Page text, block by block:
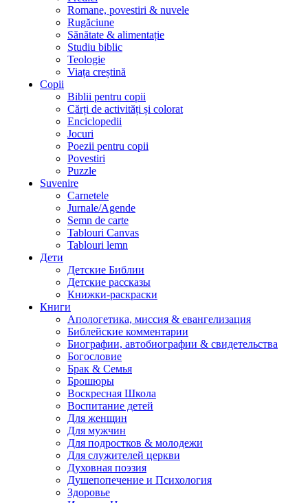
Romane, povestiri & nuvele
Rugăciune
Sănătate & alimentație
Studiu biblic
Teologie
Viața creștină
Copii
Biblii pentru copii
Cărți de activități și colorat
Enciclopedii
Jocuri
Poezii pentru copii
Povestiri
Puzzle
Suvenire
Carnetele
Jurnale/Agende
Semn de carte
Tablouri Canvas
Tablouri lemn
Дети
Детские Библии
Детские рассказы
Книжки-раскраски
Книги
Апологетика, миссия & евангелизация
Библейские комментарии
Биографии, автобиографии & свидетельства
Богословие
Брак & Семья
Брошюры
Воскресная Школа
Воспитание детей
Для женщин
Для мужчин
Для подростков & молодежи
Для служителей церкви
Духовная поэзия
Душепопечение и Психология
Здоровье